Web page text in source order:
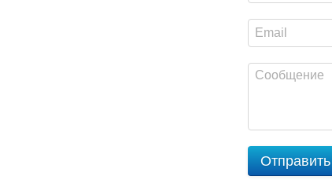
Отправить